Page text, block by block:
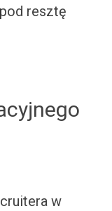
resztę
w